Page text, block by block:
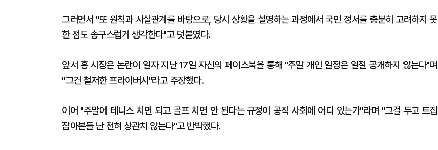
그러면서 "또 원칙과 사실관계를 바탕으로, 당시 상황을 설명하는 과정에서 국민 정서를 충분히 고려하지 못
한 점도 송구스럽게 생각한다"고 덧붙였다.
앞서 홍 시장은 논란이 일자 지난 17일 자신의 페이스북을 통해 "주말 개인 일정은 일절 공개하지 않는다"며
"그건 철저한 프라이버시"라고 주장했다.
이어 "주말에 테니스 치면 되고 골프 치면 안 된다는 규정이 공직 사회에 어디 있는가"라며 "그걸 두고 트집
잡아본들 난 전혀 상관치 않는다"고 반박했다.